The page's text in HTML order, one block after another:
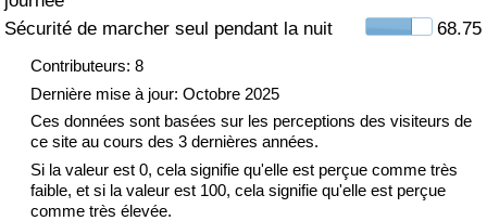
Sécurité de marcher seul pendant la nuit
68.75
Contributeurs: 8
Dernière mise à jour: Octobre 2025
Ces données sont basées sur les perceptions des visiteurs de
ce site au cours des 3 dernières années.
Si la valeur est 0, cela signifie qu'elle est perçue comme très
faible, et si la valeur est 100, cela signifie qu'elle est perçue
comme très élevée.
Indice de Trafic par Pays